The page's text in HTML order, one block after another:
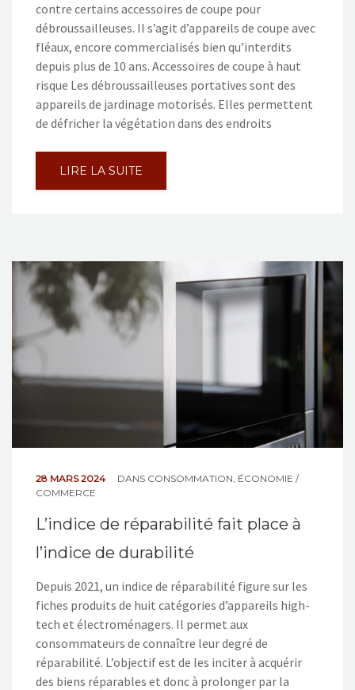
contre certains accessoires de coupe pour
débroussailleuses. Il s’agit d’appareils de coupe avec
fléaux, encore commercialisés bien qu’interdits
depuis plus de 10 ans. Accessoires de coupe à haut
risque Les débroussailleuses portatives sont des
appareils de jardinage motorisés. Elles permettent
de défricher la végétation dans des endroits
LIRE LA SUITE
28 MARS 2024 DANS CONSOMMATION ÉCONOMIE /
COMMERCE
L’indice de réparabilité fait place à
l’indice de durabilité
Depuis 2021, un indice de réparabilité figure sur les
fiches produits de huit catégories d’appareils high-
tech et électroménagers. Il permet aux
consommateurs de connaître leur degré de
réparabilité. L’objectif est de les inciter à acquérir
des biens réparables et donc à prolonger par la